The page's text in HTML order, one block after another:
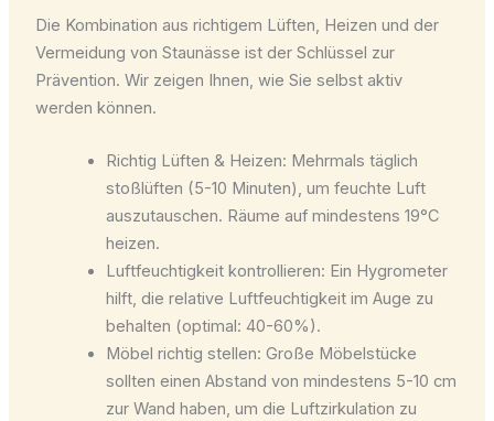
Die Kombination aus richtigem Lüften, Heizen und der
Vermeidung von Staunässe ist der Schlüssel zur
Prävention. Wir zeigen Ihnen, wie Sie selbst aktiv
werden können.
Richtig Lüften & Heizen: Mehrmals täglich
stoßlüften (5-10 Minuten), um feuchte Luft
auszutauschen. Räume auf mindestens 19°C
heizen.
Luftfeuchtigkeit kontrollieren: Ein Hygrometer
hilft, die relative Luftfeuchtigkeit im Auge zu
behalten (optimal: 40-60%).
Möbel richtig stellen: Große Möbelstücke
sollten einen Abstand von mindestens 5-10 cm
zur Wand haben, um die Luftzirkulation zu